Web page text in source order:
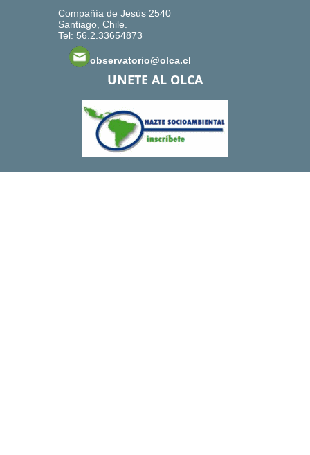
Compañía de Jesús 2540
Santiago, Chile.
Tel: 56.2.33654873
observatorio@olca.cl
UNETE AL OLCA